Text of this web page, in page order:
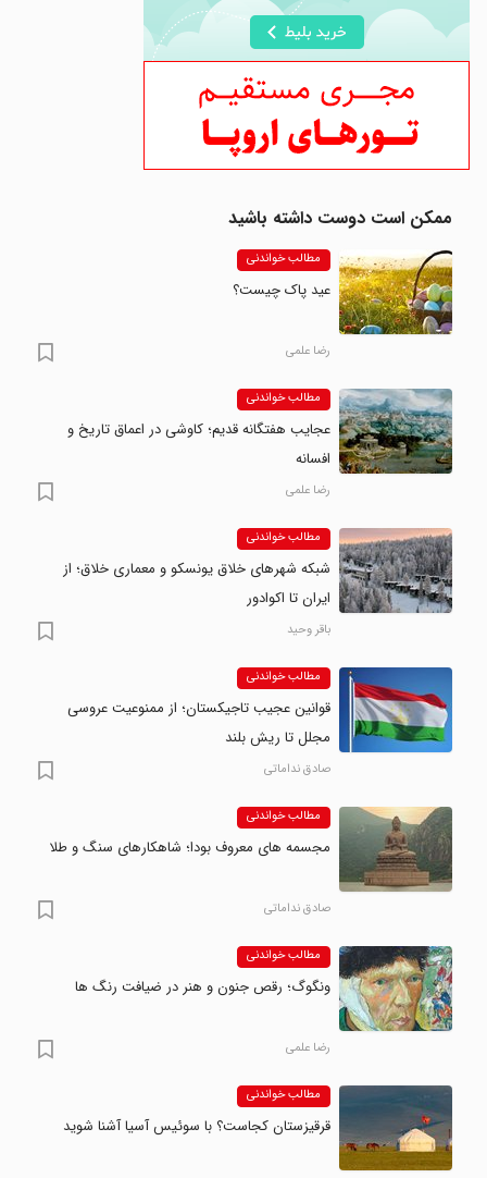
ممکن است دوست داشته باشید
مطالب خواندنی
عید پاک چیست؟
رضا علمی
مطالب خواندنی
عجایب هفتگانه قدیم؛ کاوشی در اعماق تاریخ و
افسانه
رضا علمی
مطالب خواندنی
شبکه شهرهای خلاق یونسکو و معماری خلاق؛ از
ایران تا اکوادور
باقر وحید
مطالب خواندنی
قوانین عجیب تاجیکستان؛ از ممنوعیت عروسی
مجلل تا ریش بلند
صادق نداماتی
مطالب خواندنی
مجسمه های معروف بودا؛ شاهکارهای سنگ و طلا
صادق نداماتی
مطالب خواندنی
ونگوگ؛ رقص جنون و هنر در ضیافت رنگ ها
رضا علمی
مطالب خواندنی
قرقیزستان کجاست؟ با سوئیس آسیا آشنا شوید